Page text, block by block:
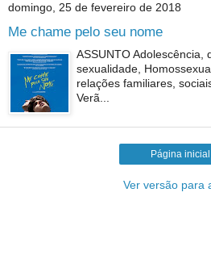
domingo, 25 de fevereiro de 2018
Me chame pelo seu nome
ASSUNTO Adolescência,
sexualidade,
relações familiares,
Verã...
Página inicial
Ver versão para